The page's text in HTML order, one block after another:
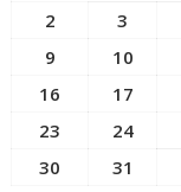
2
3
9
10
16
17
23
24
30
31